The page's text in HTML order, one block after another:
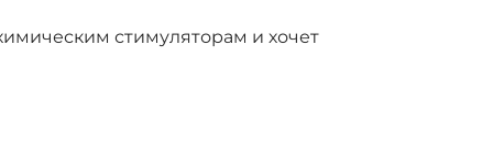
стимуляторам и хочет